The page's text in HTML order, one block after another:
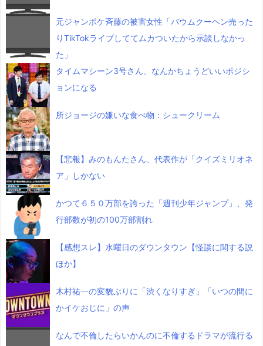
元ジャンポケ斉藤の被害女性「バウムクーヘン売った
りTikTokライブしててムカついたから示談しなかっ
た」
タイムマシーン3号さん、なんかちょうどいいポジシ
ョンになる
所ジョージの嫌いな食べ物：シュークリーム
【悲報】みのもんたさん、代表作が「クイズミリオネ
ア」しかない
かつて６５０万部を誇った「週刊少年ジャンプ」、発
行部数が初の100万部割れ
【感想スレ】水曜日のダウンタウン【怪談に関する説
ほか】
木村祐一の変貌ぶりに「渋くなりすぎ」「いつの間に
かイケおじに」の声
なんで不倫したらいかんのに不倫するドラマが流行る